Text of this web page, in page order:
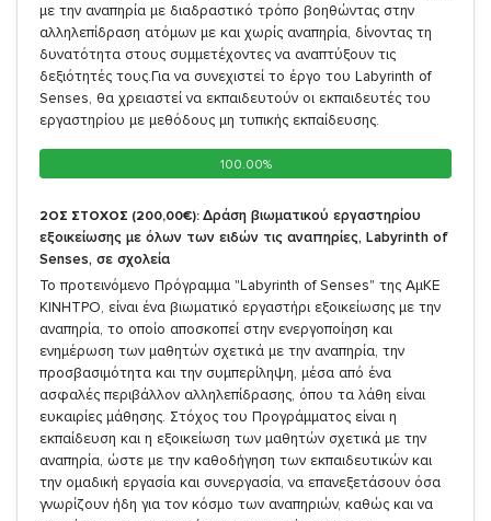
με την αναπηρία με διαδραστικό τρόπο βοηθώντας στην
αλληλεπίδραση ατόμων με και χωρίς αναπηρία, δίνοντας τη
δυνατότητα στους συμμετέχοντες να αναπτύξουν τις
δεξιότητές τους.Για να συνεχιστεί το έργο του Labyrinth of
Senses, θα χρειαστεί να εκπαιδευτούν οι εκπαιδευτές του
εργαστηρίου με μεθόδους μη τυπικής εκπαίδευσης.
100.00%
100.00%
2ΟΣ ΣΤΟΧΟΣ (200,00€): Δράση βιωματικού εργαστηρίου
εξοικείωσης με όλων των ειδών τις αναπηρίες, Labyrinth of
Senses, σε σχολεία
Το προτεινόμενο Πρόγραμμα "Labyrinth of Senses" της ΑμΚΕ
ΚΙΝΗΤΡΟ, είναι ένα βιωματικό εργαστήρι εξοικείωσης με την
αναπηρία, το οποίο αποσκοπεί στην ενεργοποίηση και
ενημέρωση των μαθητών σχετικά με την αναπηρία, την
προσβασιμότητα και την συμπερίληψη, μέσα από ένα
ασφαλές περιβάλλον αλληλεπίδρασης, όπου τα λάθη είναι
ευκαιρίες μάθησης. Στόχος του Προγράμματος είναι η
εκπαίδευση και η εξοικείωση των μαθητών σχετικά με την
αναπηρία, ώστε με την καθοδήγηση των εκπαιδευτικών και
την ομαδική εργασία και συνεργασία, να επανεξετάσουν όσα
γνωρίζουν ήδη για τον κόσμο των αναπηριών, καθώς και να